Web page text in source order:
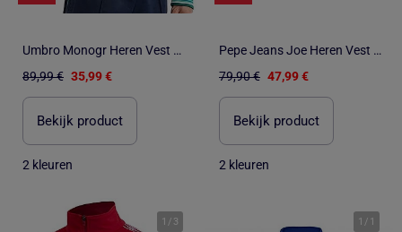
Umbro Monogr Heren Vest met Rits - Marine/Beige
89,99 € 35,99 €
Bekijk product
2 kleuren
Pepe Jeans Joe Heren Vest met Rits Wit
79,90 € 47,99 €
Bekijk product
2 kleuren
1 / 3 1 / 1